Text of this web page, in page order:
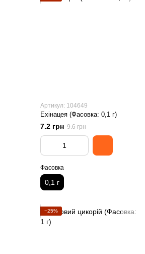
Артикул: 104649
Ехінацея (Фасовка: 0,1 г)
7.2 грн 9.6 грн
Фасовка
0,1 г
−25%